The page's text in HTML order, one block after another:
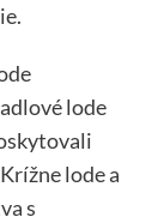
lode
lode a
s